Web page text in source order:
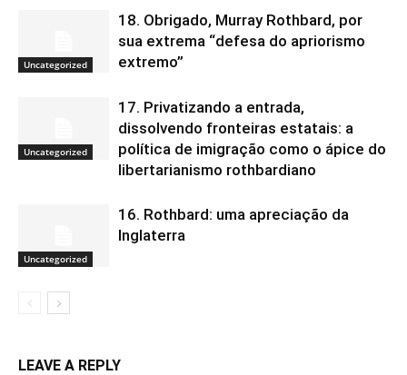
Uncategorized
18. Obrigado, Murray Rothbard, por
sua extrema “defesa do apriorismo
extremo”
Uncategorized
17. Privatizando a entrada,
dissolvendo fronteiras estatais: a
política de imigração como o ápice do
libertarianismo rothbardiano
Uncategorized
16. Rothbard: uma apreciação da
Inglaterra
LEAVE A REPLY